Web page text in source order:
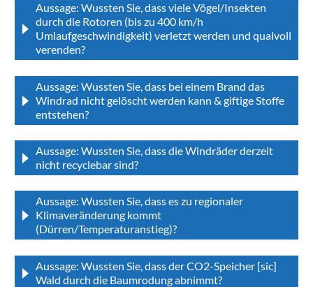
Aussage: Wussten Sie, dass viele Vögel/Insekten
durch die Rotoren (bis zu 400 km/h
Umlaufgeschwindigkeit) verletzt werden und qualvoll
verenden?
Aussage: Wussten Sie, dass bei einem Brand das
Windrad nicht gelöscht werden kann & giftige Stoffe
entstehen?
Aussage: Wussten Sie, dass die Windräder derzeit
nicht recyclebar sind?
Aussage: Wussten Sie, dass es zu regionaler
Klimaveränderung kommt
(Dürren/Temperaturanstieg)?
Aussage: Wussten Sie, dass der CO2-Speicher [sic]
Wald durch die Baumrodung abnimmt?